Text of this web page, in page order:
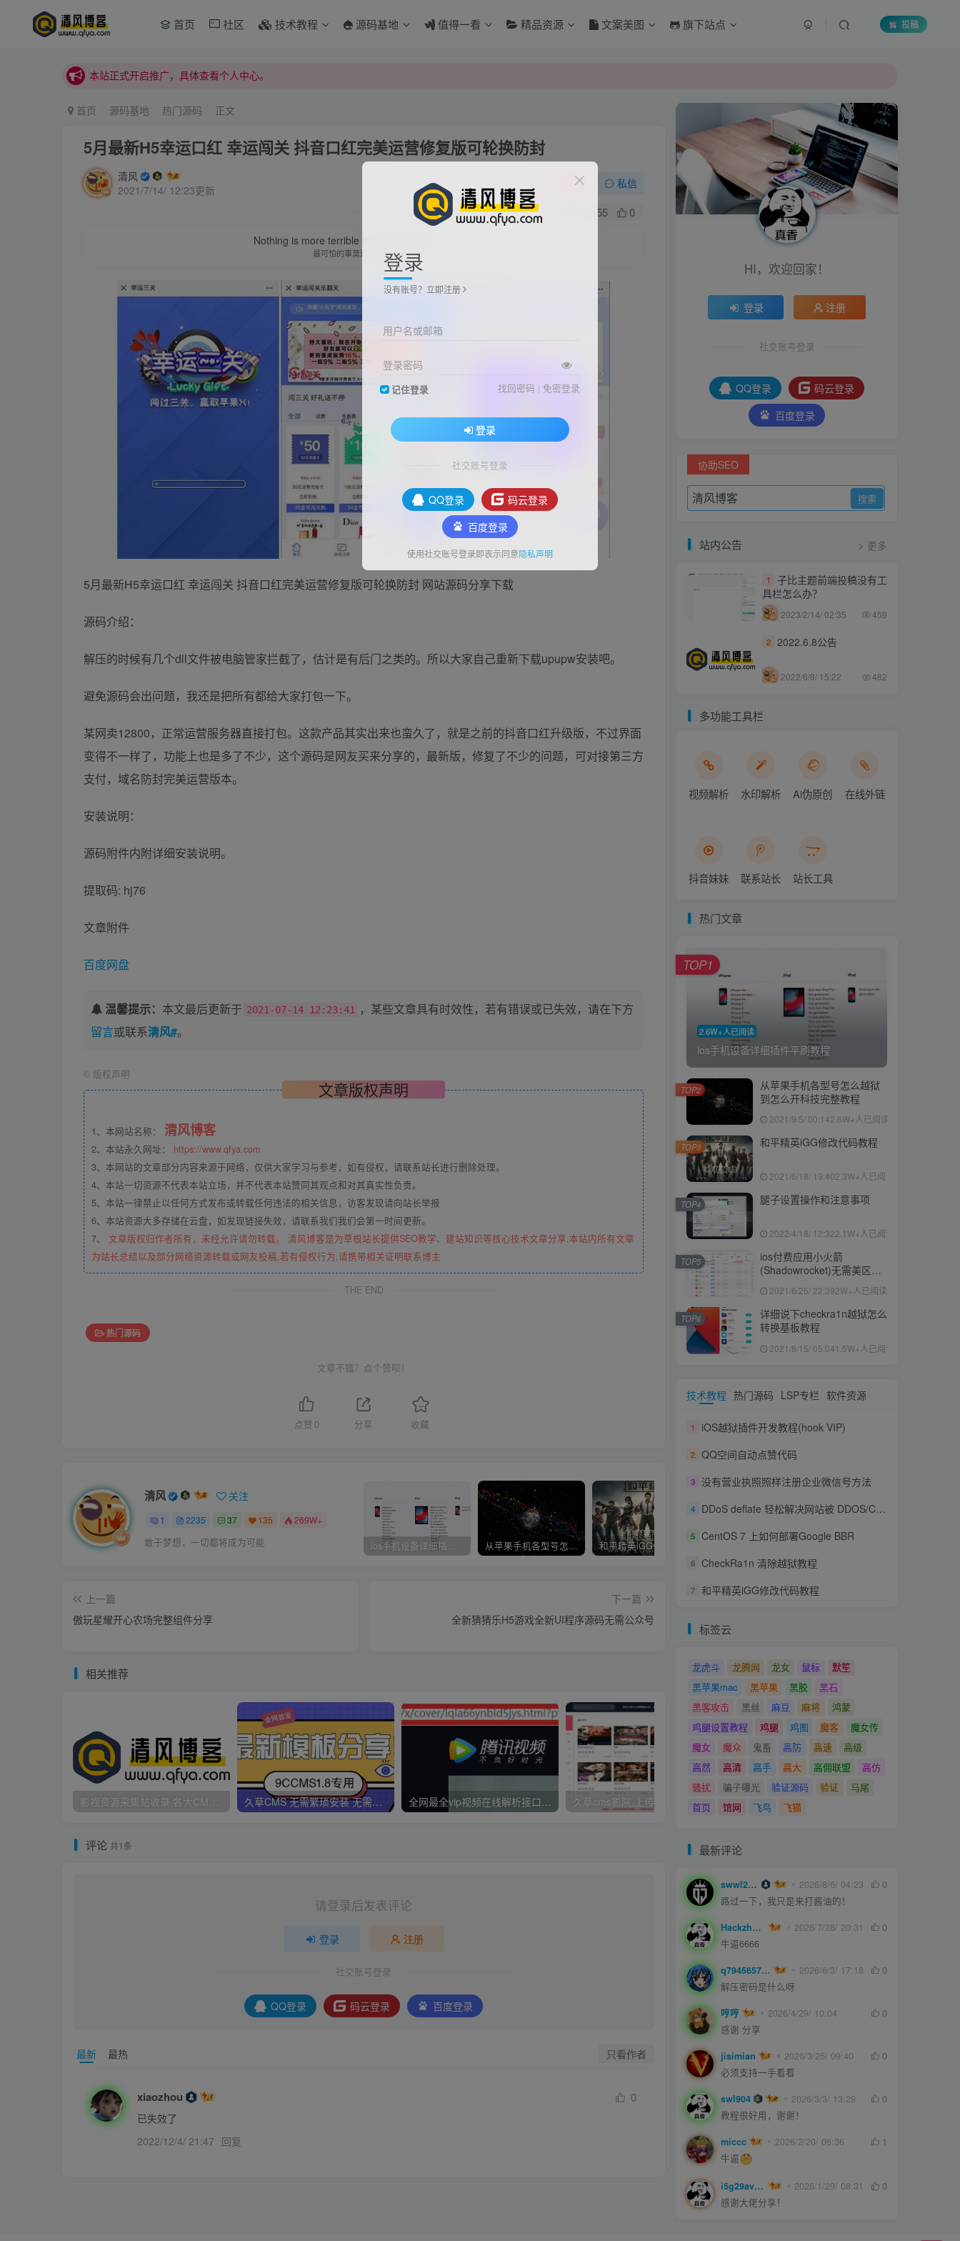
首页 社区 技术教程 源码基地 值得一看 精品资源 文案美图 旗下站点 投稿
本站正式开启推广，具体查看个人中心。
本站正式开启推广，具体查看个人中心。
首页 源码基地 热门源码 正文
5月最新H5幸运口红 幸运闯关 抖音口红完美运营修复版可轮换防封
清风
2021/7/14/ 12:23更新
关注 私信
55 0
Nothing is more terrible than ignorance in action.
最可怕的事莫过于无知而行动
5月最新H5幸运口红 幸运闯关 抖音口红完美运营修复版可轮换防封 网站源码分享下载
源码介绍：
解压的时候有几个dll文件被电脑管家拦截了，估计是有后门之类的。所以大家自己重新下载upupw安装吧。
避免源码会出问题，我还是把所有都给大家打包一下。
某网卖12800，正常运营服务器直接打包。这款产品其实出来也蛮久了，就是之前的抖音口红升级版，不过界面
变得不一样了，功能上也是多了不少，这个源码是网友买来分享的，最新版，修复了不少的问题，可对接第三方
支付，域名防封完美运营版本。
安装说明：
源码附件内附详细安装说明。
提取码: hj76
文章附件
百度网盘
温馨提示： 本文最后更新于 2021-07-14 12:23:41 ，某些文章具有时效性，若有错误或已失效，请在下方
留言或联系清风#。
© 版权声明
文章版权声明
1、本网站名称： 清风博客
2、本站永久网址： https://www.qfya.com
3、本网站的文章部分内容来源于网络，仅供大家学习与参考，如有侵权，请联系站长进行删除处理。
4、本站一切资源不代表本站立场，并不代表本站赞同其观点和对其真实性负责。
5、本站一律禁止以任何方式发布或转载任何违法的相关信息，访客发现请向站长举报
6、本站资源大多存储在云盘，如发现链接失效，请联系我们我们会第一时间更新。
7、 文章版权归作者所有，未经允许请勿转载。 清风博客是为草根站长提供SEO教学、建站知识等核心技术文章分享,本站内所有文章
为站长总结以及部分网络资源转载或网友投稿,若有侵权行为,请携带相关证明联系博主
THE END
热门源码
文章不错？点个赞呗！
点赞 0 分享 收藏
清风 关注
1 2235 37 135 269W+
敢于梦想，一切都将成为可能 ios手机设备详细插件平刷教程 从苹果手机各型号怎么越狱到怎么开科技完整教程
上一篇
傲玩星耀开心农场完整组件分享
下一篇
全新猜猜乐H5游戏全新UI程序源码无需公众号
相关推荐
久草CMS 无需繁琐安装 无需配置CK 无需手动更新 一分钟拥有30000视频资源 全网最全vip视频在线解析接口收藏分享 久草cms影院,上传即用的x站影视系统 joe模板撰写新文章短代码
评论 共1条
请登录后发表评论
登录 注册
社交账号登录
QQ登录 码云登录 百度登录
最新 最热 只看作者
xiaozhou 0
已失效了
2022/12/4/ 21:47 回复
HI，欢迎回家！
登录 注册
社交账号登录
QQ登录
码云登录
百度登录
协助SEO
站内公告 更多
1
子比主题前端投稿没有工
具栏怎么办？
2023/2/14/ 02:35 459
2 2022.6.8公告
2022/6/8/ 15:22 482
多功能工具栏
视频解析 水印解析 Ai伪原创 在线外链
抖音妹妹 联系站长 站长工具
热门文章
2.6W+人已阅读
ios手机设备详细插件平刷教程
TOP1
从苹果手机各型号怎么越狱
到怎么开科技完整教程
2021/9/5/ 00:142.6W+人已阅读
TOP2
和平精英iGG修改代码教程
2021/6/18/ 19:402.3W+人已阅读
TOP3
腿子设置操作和注意事项
2022/4/18/ 12:322.1W+人已阅读
TOP4
ios付费应用小火箭
(Shadowrocket)无需美区苹
2021/6/25/ 22:392W+人已阅读
TOP5
详细说下checkra1n越狱怎么
转换基板教程
2021/8/15/ 05:04 1.5W+人已阅读
TOP6
技术教程 热门源码 LSP专栏 软件资源
1 iOS越狱插件开发教程(hook VIP)
2 QQ空间自动点赞代码
3 没有营业执照照样注册企业微信号方法
4 DDoS deflate 轻松解决网站被 DDOS/CC 攻击
5 CentOS 7 上如何部署Google BBR
6 CheckRa1n 清除越狱教程
7 和平精英iGG修改代码教程
标签云
龙虎斗 龙腾网 龙女 鼠标
默笙
黑苹果mac
黑苹果 黑胶
黑石
黑客攻击
黑丝 麻豆 麻将
鸿蒙
鸡腿设置教程
鸡腿 鸡图 魔客
魔女传
魔女
魔众 鬼畜 高防 高速
高级
高然
高清 高手 高大 高佣联盟
高仿
骚扰
骗子曝光 验证源码 验证
马尾
首页
馆网 飞鸟 飞猫
最新评论
swwl2457 2026/8/6/ 04:23
0
路过一下，我只是来打酱油的！
Hackzheng 2026/7/28/ 20:31
0
牛逼6666
q794565750 2026/6/3/ 17:18
0
解压密码是什么呀
哼哼 2026/4/29/ 10:04
0
感谢 分享
jisimian 2026/3/25/ 09:40
0
必须支持一手看看
swl904 2026/3/3/ 13:29
0
教程很好用，谢谢！
miccc 2026/2/20/ 06:36
1
牛逼
i5g29ave0m 2026/1/29/ 08:31
0
感谢大佬分享！
登录
没有账号？立即注册
用户名或邮箱
登录密码
记住登录 找回密码 | 免密登录
登录
社交账号登录
QQ登录
码云登录
百度登录
使用社交账号登录即表示同意隐私声明